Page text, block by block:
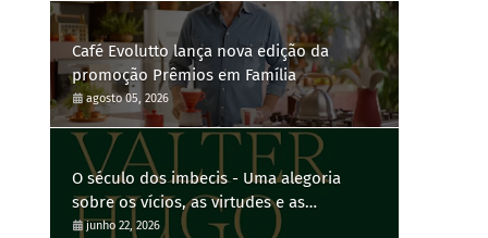
Café Evolutto lança nova edição da
promoção Prêmios em Família
agosto 05, 2026
O século dos imbecis - Uma alegoria
sobre os vícios, as virtudes e as
contradições humanas
junho 22, 2026